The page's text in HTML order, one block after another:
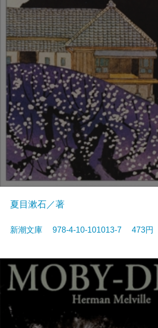
夏目漱石／著
新潮文庫 978-4-10-101013-7 473円